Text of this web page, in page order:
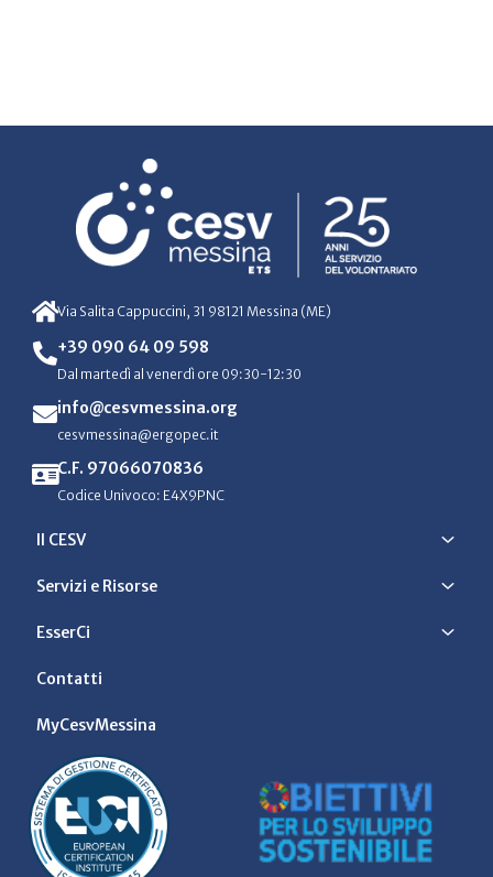
Via Salita Cappuccini, 31 98121 Messina (ME)
+39 090 64 09 598
Dal martedì al venerdì ore 09:30-12:30
info@cesvmessina.org
cesvmessina@ergopec.it
C.F. 97066070836
Codice Univoco: E4X9PNC
Il CESV
Servizi e Risorse
EsserCi
Contatti
MyCesvMessina